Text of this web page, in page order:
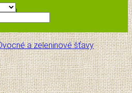
a zeleninové šťavy